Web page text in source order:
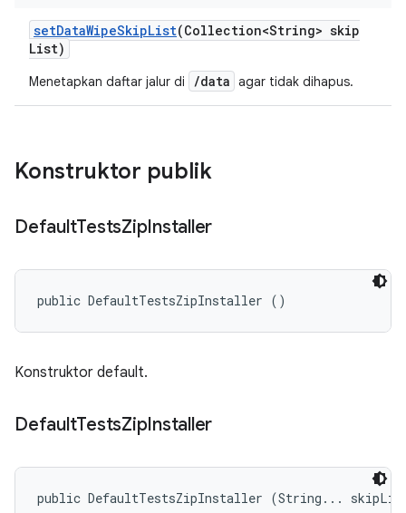
setDataWipeSkipList(Collection<String> skip
List)
Menetapkan daftar jalur di /data agar tidak dihapus.
Konstruktor publik
DefaultTestsZipInstaller
public DefaultTestsZipInstaller ()
Konstruktor default.
DefaultTestsZipInstaller
public DefaultTestsZipInstaller (String...